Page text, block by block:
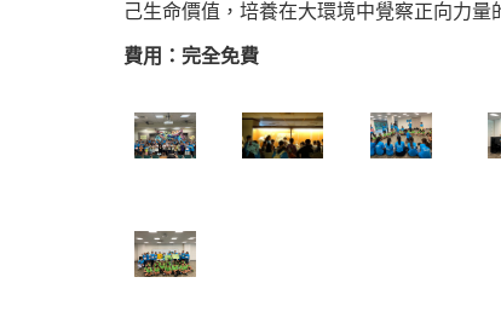
己生命價值，培養在大環境中覺察正向力量
費用：完全免費